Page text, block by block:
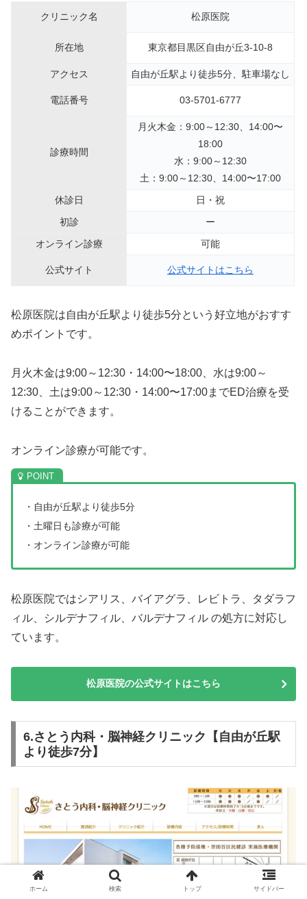
クリニック名 松原医院
所在地 東京都目黒区自由が丘3-10-8
アクセス 自由が丘駅より徒歩5分、駐車場なし
電話番号 03-5701-6777
診療時間
月火木金：9:00～12:30、14:00〜
18:00
水：9:00～12:30
土：9:00～12:30、14:00〜17:00
休診日
日・祝
初診
ー
オンライン診療
可能
公式サイト 公式サイトはこちら
松原医院は自由が丘駅より徒歩5分という好立地がおすす
めポイントです。
月火木金は9:00～12:30・14:00〜18:00、水は9:00～
12:30、土は9:00～12:30・14:00〜17:00までED治療を受
けることができます。
オンライン診療が可能です。
・自由が丘駅より徒歩5分
・土曜日も診療が可能
・オンライン診療が可能
松原医院ではシアリス、バイアグラ、レビトラ、タダラフ
ィル、シルデナフィル、バルデナフィル の処方に対応し
ています。
松原医院の公式サイトはこちら
6.さとう内科・脳神経クリニック【自由が丘駅
より徒歩7分】
ホーム 検索 トップ サイドバー